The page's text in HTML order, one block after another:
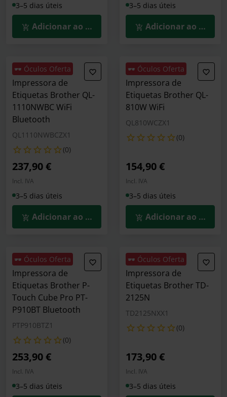
3–5 dias úteis
Adicionar ao Carrinho
3–5 dias úteis
Adicionar ao
🕶️ Óculos Oferta
Impressora de
Etiquetas Brother QL-
1110NWBC WiFi
Bluetooth
QL1110NWBCZX1
(0)
237,90 €
Incl. IVA
3–5 dias úteis
Adicionar ao Carrinho
🕶️ Óculos Oferta
Impressora de
Etiquetas Brother QL-
810W WiFi
QL810WCZX1
(0)
154,90 €
Incl. IVA
3–5 dias úteis
Adicionar ao
🕶️ Óculos Oferta
Impressora de
Etiquetas Brother P-
Touch Cube Pro PT-
P910BT Bluetooth
PTP910BTZ1
(0)
253,90 €
Incl. IVA
3–5 dias úteis
🕶️ Óculos Oferta
Impressora de
Etiquetas Brother TD-
2125N
TD2125NXX1
(0)
173,90 €
Incl. IVA
3–5 dias úteis